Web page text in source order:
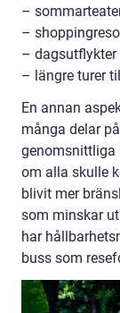
–
–
–
– längre turer
En annan
många delar
genomsnittliga
om alla skulle
blivit mer
som minskar
har
buss som